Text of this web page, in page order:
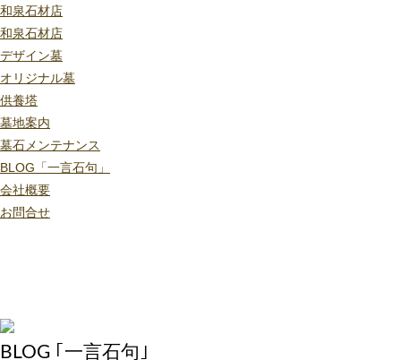
和泉石材店
和泉石材店
デザイン墓
オリジナル墓
供養塔
墓地案内
墓石メンテナンス
BLOG「一言石句」
会社概要
お問合せ
BLOG ｢一言石句｣